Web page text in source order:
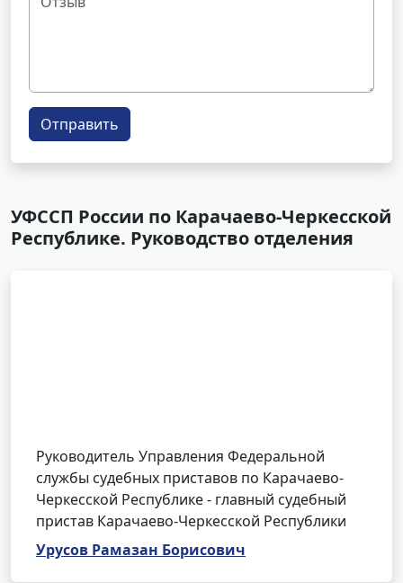
Отправить
УФССП России по Карачаево-Черкесской
Республике. Руководство отделения
Руководитель Управления Федеральной
службы судебных приставов по Карачаево-
Черкесской Республике - главный судебный
пристав Карачаево-Черкесской Республики
Урусов Рамазан Борисович